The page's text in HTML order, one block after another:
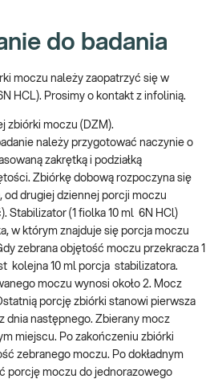
do badania
moczu należy zaopatrzyć się w
HCL). Prosimy o kontakt z infolinią.
zbiórki moczu (DZM).
należy przygotować naczynie o
zakrętką i podziałką
Zbiórkę dobową rozpoczyna się
od drugiej dziennej porcji moczu
Stabilizator (1 fiolka 10 ml 6N HCl)
w którym znajduje się porcja moczu
zebrana objętość moczu przekracza 1
kolejna 10 ml porcja stabilizatora.
moczu wynosi około 2. Mocz
porcję zbiórki stanowi pierwsza
dnia następnego. Zbierany mocz
miejscu. Po zakończeniu zbiórki
zebranego moczu. Po dokładnym
porcję moczu do jednorazowego